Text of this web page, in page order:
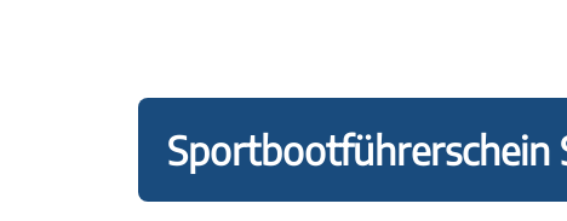
Sportbootführerschein